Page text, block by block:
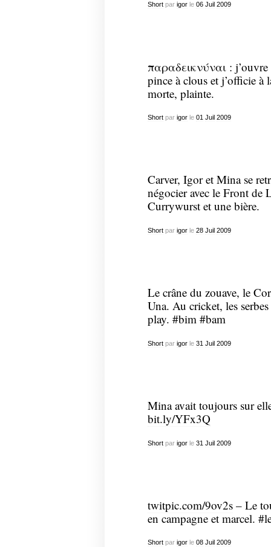
Shortpar igorle 06 Juil 2009
παραδεικνύναι :
pince à clous et j’officie à
morte, plainte.
Shortpar igorle 01 Juil 2009
Carver, Igor et Mina se
négocier avec le Front de
Currywurst et une bière.
Shortpar igorle 28 Juil 2009
Le crâne du zouave, le
Una. Au cricket, les
play. #bim #bam
Shortpar igorle 31 Juil 2009
Mina avait toujours sur
bit.ly/YFx3Q
Shortpar igorle 31 Juil 2009
twitpic.com/9ov2s– Le
en campagne et marcel.
Shortpar igorle 08 Juil 2009